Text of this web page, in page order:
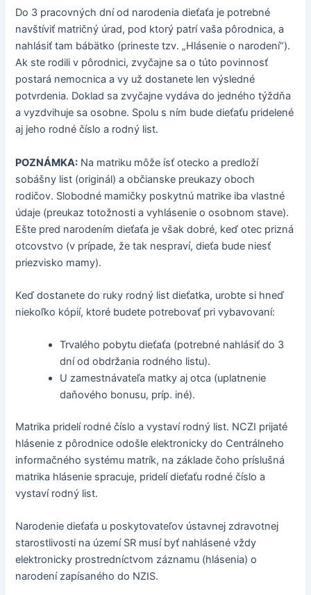
Do 3 pracovných dní od narodenia dieťaťa je potrebné
navštíviť matričný úrad, pod ktorý patrí vaša pôrodnica, a
nahlásiť tam bábätko (prineste tzv. „Hlásenie o narodení“).
Ak ste rodili v pôrodnici, zvyčajne sa o túto povinnosť
postará nemocnica a vy už dostanete len výsledné
potvrdenia. Doklad sa zvyčajne vydáva do jedného týždňa
a vyzdvihuje sa osobne. Spolu s ním bude dieťaťu pridelené
aj jeho rodné číslo a rodný list.
POZNÁMKA: Na matriku môže ísť otecko a predloží
sobášny list (originál) a občianske preukazy oboch
rodičov. Slobodné mamičky poskytnú matrike iba vlastné
údaje (preukaz totožnosti a vyhlásenie o osobnom stave).
Ešte pred narodením dieťaťa je však dobré, keď otec prizná
otcovstvo (v prípade, že tak nespraví, dieťa bude niesť
priezvisko mamy).
Keď dostanete do ruky rodný list dieťatka, urobte si hneď
niekoľko kópií, ktoré budete potrebovať pri vybavovaní:
Trvalého pobytu dieťaťa (potrebné nahlásiť do 3
dní od obdržania rodného listu).
U zamestnávateľa matky aj otca (uplatnenie
daňového bonusu, príp. iné).
Matrika pridelí rodné číslo a vystaví rodný list. NCZI prijaté
hlásenie z pôrodnice odošle elektronicky do Centrálneho
informačného systému matrík, na základe čoho príslušná
matrika hlásenie spracuje, pridelí dieťaťu rodné číslo a
vystaví rodný list.
Narodenie dieťaťa u poskytovateľov ústavnej zdravotnej
starostlivosti na území SR musí byť nahlásené vždy
elektronicky prostredníctvom záznamu (hlásenia) o
narodení zapísaného do NZIS.